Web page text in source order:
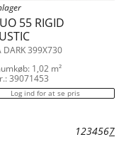
55 RIGID
DARK 399X730
1,02 m²
39071453
Log ind for at se pris
1234567